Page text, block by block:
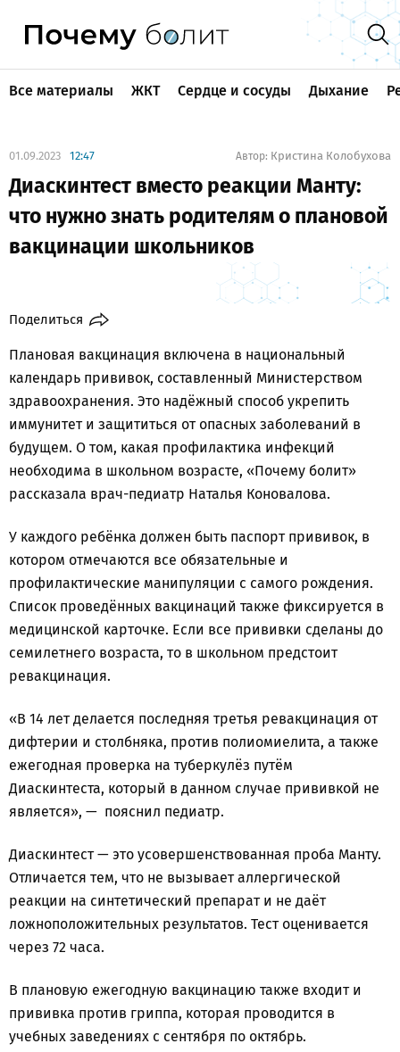
Все материалы ЖКТ Сердце и сосуды Дыхание
01.09.2023 12:47 Автор: Кристина Колобухова
Диаскинтест вместо реакции Манту:
что нужно знать родителям о плановой
вакцинации школьников
Поделиться
Плановая вакцинация включена в национальный
календарь прививок, составленный Министерством
здравоохранения. Это надёжный способ укрепить
иммунитет и защититься от опасных заболеваний в
будущем. О том, какая профилактика инфекций
необходима в школьном возрасте, «Почему болит»
рассказала врач-педиатр Наталья Коновалова.
У каждого ребёнка должен быть паспорт прививок, в
котором отмечаются все обязательные и
профилактические манипуляции с самого рождения.
Список проведённых вакцинаций также фиксируется в
медицинской карточке. Если все прививки сделаны до
семилетнего возраста, то в школьном предстоит
ревакцинация.
«В 14 лет делается последняя третья ревакцинация от
дифтерии и столбняка, против полиомиелита, а также
ежегодная проверка на туберкулёз путём
Диаскинтеста, который в данном случае прививкой не
является», — пояснил педиатр.
Диаскинтест — это усовершенствованная проба Манту.
Отличается тем, что не вызывает аллергической
реакции на синтетический препарат и не даёт
ложноположительных результатов. Тест оценивается
через 72 часа.
В плановую ежегодную вакцинацию также входит и
прививка против гриппа, которая проводится в
учебных заведениях с сентября по октябрь.